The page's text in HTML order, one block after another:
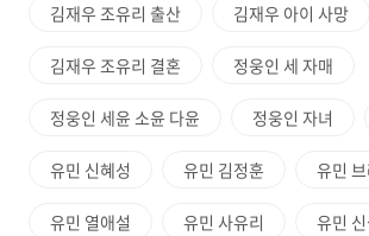
김재우 조유리 출산 김재우 아이 사망
김재우 조유리 결혼 정웅인 세 자매
정웅인 세윤 소윤 다윤 정웅인 자녀
유민 신혜성 유민 김정훈 유민
유민 열애설 유민 사유리 유민